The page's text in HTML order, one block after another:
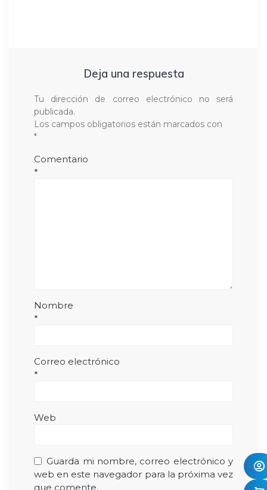
Deja una respuesta
Tu dirección de correo electrónico no será
publicada.
Los campos obligatorios están marcados con
*
Comentario
*
Nombre
*
Correo electrónico
*
Web
Guarda mi nombre, correo electrónico y
web en este navegador para la próxima vez
que comente.